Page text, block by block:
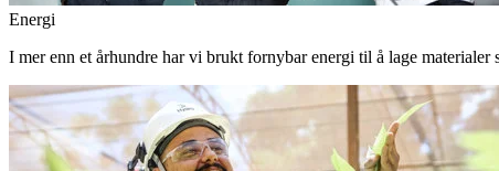
Energi
I mer enn et århundre har vi brukt fornybar energi til å lage